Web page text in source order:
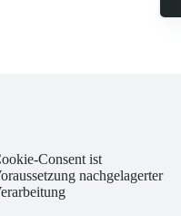
Consent ist
nachgelagerter